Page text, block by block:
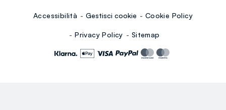
Accessibilità Gestisci cookie Cookie Policy
Privacy Policy Sitemap